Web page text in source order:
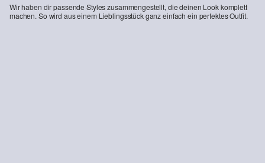
Wir haben dir passende Styles zusammengestellt, die deinen Look komplett
machen. So wird aus einem Lieblingsstück ganz einfach ein perfektes Outfit.